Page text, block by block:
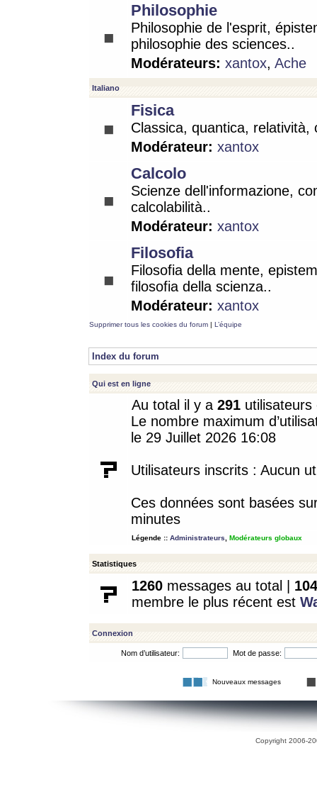
Philosophie
Philosophie de l'esprit,
philosophie des sciences..
Modérateurs: xantox, Ache
Italiano
Fisica
Classica, quantica, relatività,
Modérateur: xantox
Calcolo
Scienze dell'informazione,
calcolabilità..
Modérateur: xantox
Filosofia
Filosofia della mente,
filosofia della scienza..
Modérateur: xantox
Supprimer tous les cookies du forum | L’équipe
Index du forum
Qui est en ligne
Au total il y a 291
Le nombre maximum
le 29 Juillet 2026 16:08
Utilisateurs inscrits : Aucun
Ces données sont basées
minutes
Légende :: Administrateurs Modérateurs globaux
Statistiques
1260 messages au total | 104
membre le plus récent est
Connexion
Nom d’utilisateur: Mot de passe:
Nouveaux messages
Copyright 2006-